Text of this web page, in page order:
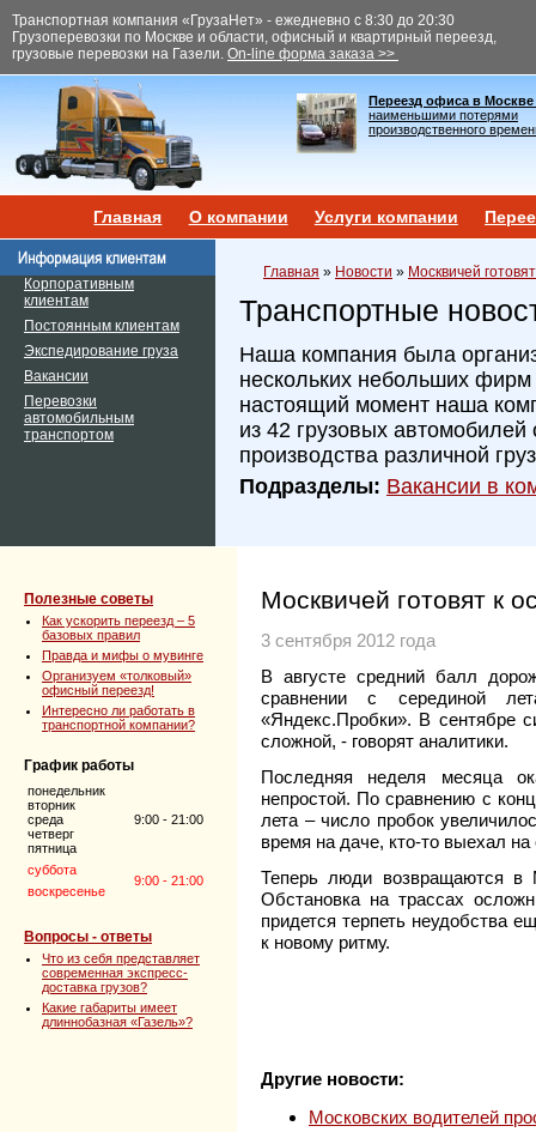
Транспортная компания «ГрузаНет» - ежедневно с 8:30 до 20:30
Грузоперевозки по Москве и области, офисный и квартирный переезд,
грузовые перевозки на Газели. On-line форма заказа >>
Переезд офиса в Москве
наименьшими потерями
производственного
Главная О компании Услуги компании
Корпоративным
клиентам
Постоянным клиентам
Экспедирование груза
Вакансии
Перевозки
автомобильным
транспортом
Главная » Новости » Москвичей
Транспортные
Наша компания была
нескольких небольших фирм
настоящий момент наша
из 42 грузовых автомобилей
производства различной
Подразделы: Вакансии в
Полезные советы
Как ускорить переезд – 5
базовых правил
Правда и мифы о мувинге
Организуем «толковый»
офисный переезд!
Интересно ли работать в
транспортной компании?
График работы
понедельник
вторник
среда
четверг
пятница
9:00 - 21:00
суббота
9:00 - 21:00
воскресенье
Вопросы - ответы
Что из себя представляет
современная экспресс-
доставка грузов?
Какие габариты имеет
длиннобазная «Газель»?
Москвичей готовят к
3 сентября 2012 года
В августе средний балл
сравнении с серединой
«Яндекс.Пробки». В сентябре
сложной, - говорят аналитики.
Последняя неделя месяца
непростой. По сравнению с
лета – число пробок
время на даче, кто-то выехал на
Теперь люди возвращаются в
Обстановка на трассах
придется терпеть неудобства
к новому ритму.
Другие новости:
Московских водителей